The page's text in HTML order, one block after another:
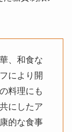
、和食な
により開
料理にも
にしたア
的な食事